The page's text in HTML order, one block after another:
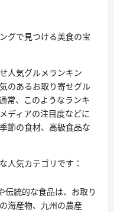
グで見つける美食の宝
人気グルメランキン
のあるお取り寄せグル
常、このようなランキ
ディアの注目度などに
節の食材、高級食品な
人気カテゴリです：
伝統的な食品は、お取り
海産物、九州の農産